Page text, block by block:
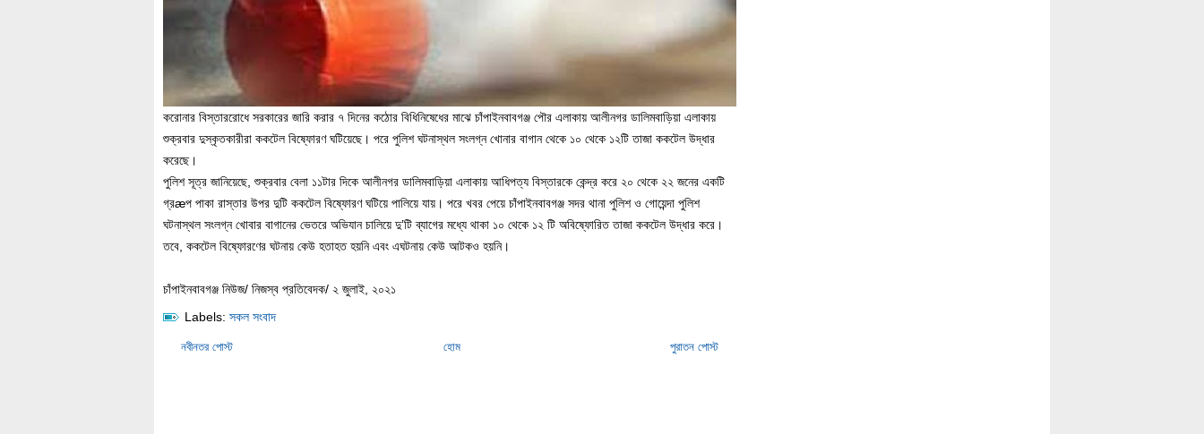
করোনার বিস্তাররোধে সরকারের জারি করার ৭ দিনের কঠোর বিধিনিষেধের মাঝে চাঁপাইনবাবগঞ্জ পৌর এলাকায় আলীনগর ডালিমবাড়িয়া এলাকায়
শুক্রবার দুস্কৃতকারীরা ককটেল বিষ্ফোরণ ঘটিয়েছে। পরে পুলিশ ঘটনাস্থল সংলগ্ন খোনার বাগান থেকে ১০ থেকে ১২টি তাজা ককটেল উদ্ধার
করেছে।
পুলিশ সূত্র জানিয়েছে, শুক্রবার বেলা ১১টার দিকে আলীনগর ডালিমবাড়িয়া এলাকায় আধিপত্য বিস্তারকে কেন্দ্র করে ২০ থেকে ২২ জনের একটি
গ্রæপ পাকা রাস্তার উপর দুটি ককটেল বিষ্ফোরণ ঘটিয়ে পালিয়ে যায়। পরে খবর পেয়ে চাঁপাইনবাবগঞ্জ সদর থানা পুলিশ ও গোয়েন্দা পুলিশ
ঘটনাস্থল সংলগ্ন খোবার বাগানের ভেতরে অভিযান চালিয়ে দু’টি ব্যাগের মধ্যে থাকা ১০ থেকে ১২ টি অবিষ্ফোরিত তাজা ককটেল উদ্ধার করে।
তবে, ককটেল বিষ্ফোরণের ঘটনায় কেউ হতাহত হয়নি এবং এঘটনায় কেউ আটকও হয়নি।
চাঁপাইনবাবগঞ্জ নিউজ/ নিজস্ব প্রতিবেদক/ ২ জুলাই, ২০২১
Labels: সকল সংবাদ
নবীনতর পোস্ট পুরাতন পোস্ট
হোম